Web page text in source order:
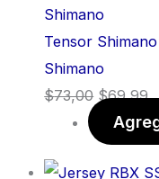
Tensor Shimano
Shimano
$73,00 $69,99